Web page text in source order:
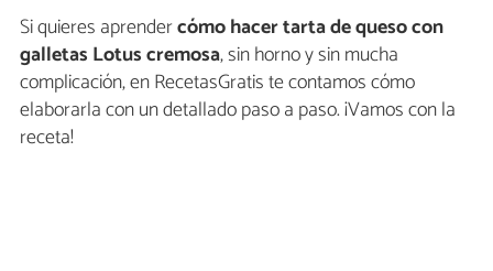
Si quieres aprendercómo hacer tarta de queso con
galletas Lotus cremosa, sin horno y sin mucha
complicación, en RecetasGratis te contamos cómo
elaborarla con un detallado paso a paso. ¡Vamos con la
receta!